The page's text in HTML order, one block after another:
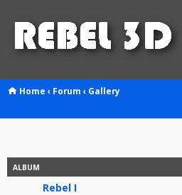
Home ‹ Forum ‹ Gallery
ALBUM
Rebel I